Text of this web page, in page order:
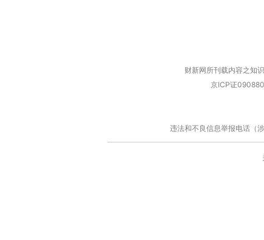
财新网所刊载内容之知
京ICP证
违法和不良信息举报电话（